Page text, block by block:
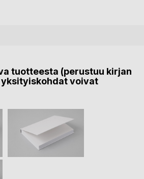
tuotteesta (perustuu kirjan
yksityiskohdat voivat